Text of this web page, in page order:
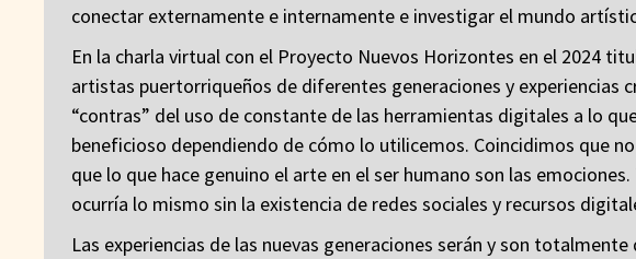
conectar externamente e internamente e investigar el mundo
En la charla virtual con el Proyecto Nuevos Horizontes en el 2024
artistas puertorriqueños de diferentes generaciones y experiencias
“contras” del uso de constante de las herramientas digitales a lo
beneficioso dependiendo de cómo lo utilicemos. Coincidimos que
que lo que hace genuino el arte en el ser humano son las
ocurría lo mismo sin la existencia de redes sociales y recursos
Las experiencias de las nuevas generaciones serán y son